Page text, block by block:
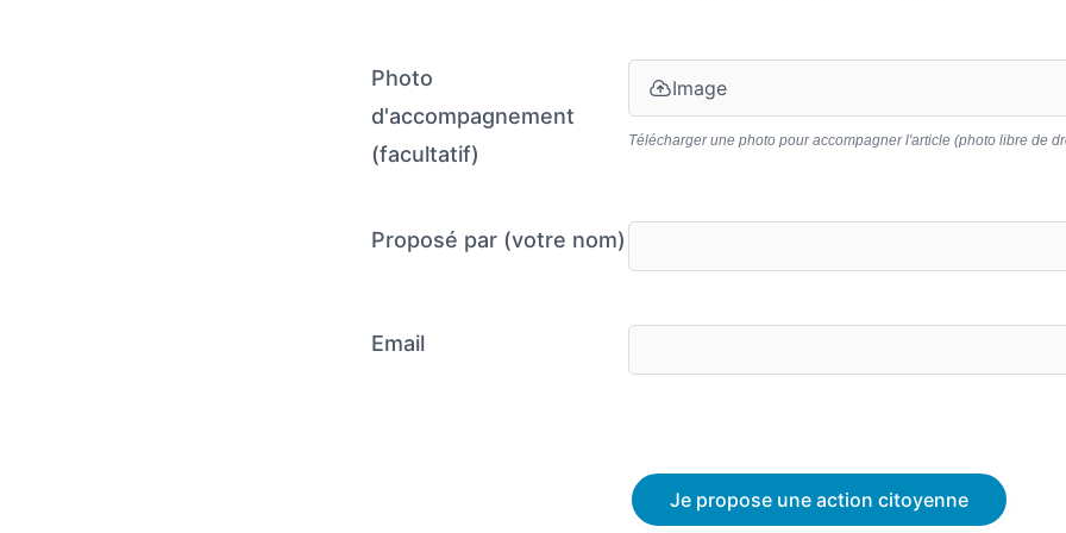
Photo
d'accompagnement
(facultatif)
Image
Télécharger une photo pour accompagner l'article (photo libre de
Proposé par (votre nom)
Email